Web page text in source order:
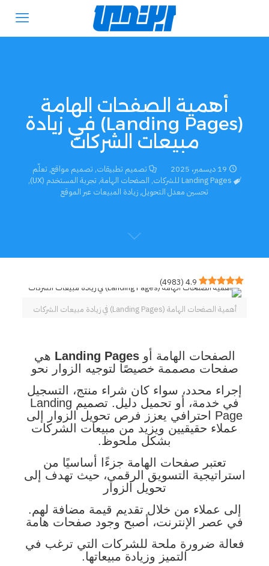
أهمية الصفحات الهامة
(Landing Pages) في زيادة
مبيعات الشركات
19 ديسمبر، 2025 تصميم تطبيقات, تصميم مواقع, تعلّم
Landing Pages للشركات
, الصفحات الهامة, تجربة المستخدم (UX)
,
تحسين معدل التحويل, زيادة المبيعات عبر الموقع
4.9
(
4983
)
أهمية الصفحات الهامة (Landing Pages) في زيادة مبيعات الشركات
الصفحات الهامة أوLanding Pages هي
صفحات مصممة خصيصًا لتوجيه الزوار نحو
إجراء محدد، سواء كان شراء منتج، التسجيل
في خدمة، أو تحميل دليل. تصميم Landing
Page احترافي يعزز فرص تحويل الزوار إلى
عملاء حقيقيين ويزيد من مبيعات الشركات
بشكل ملحوظ.
تعتبر صفحات الهامة جزءًا أساسيًا من
استراتيجية التسويق الرقمي، حيث تهدف إلى
تحويل الزوار
إلى عملاء من خلال تقديم قيمة مضافة لهم.
في عصر الإنترنت، أصبح وجود صفحات هامة
فعالة ضرورة ملحة للشركات التي ترغب في
التميز وزيادة مبيعاتها.